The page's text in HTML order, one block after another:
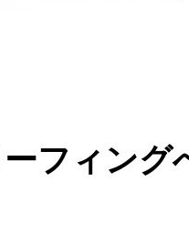
フィング